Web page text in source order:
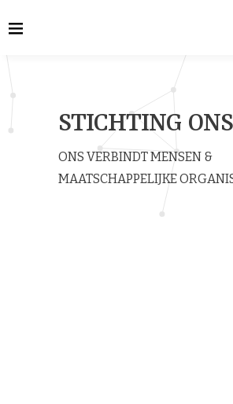
STICHTING ONS
ONS VERBINDT MENSEN &
MAATSCHAPPELIJKE